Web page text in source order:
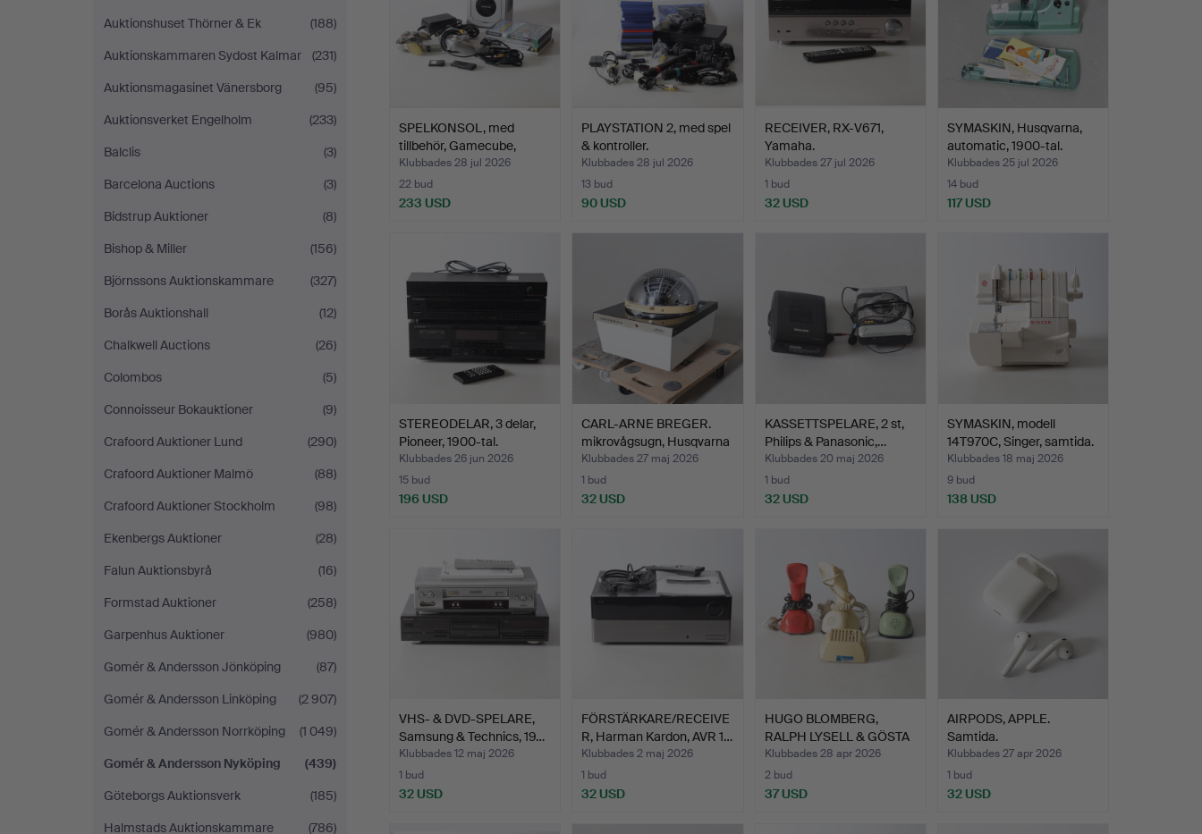
Auktionshuset Thörner & Ek
(188)
Auktionskammaren Sydost Kalmar
(231)
Auktionsmagasinet Vänersborg
(95)
Auktionsverket Engelholm
(233)
Balclis
(3)
Barcelona Auctions
(3)
Bidstrup Auktioner
(8)
Bishop & Miller
(156)
Björnssons Auktionskammare
(327)
Borås Auktionshall
(12)
Chalkwell Auctions
(26)
Colombos
(5)
Connoisseur Bokauktioner
(9)
Crafoord Auktioner Lund
(290)
Crafoord Auktioner Malmö
(88)
Crafoord Auktioner Stockholm
(98)
Ekenbergs Auktioner
(28)
Falun Auktionsbyrå
(16)
Formstad Auktioner
(258)
Garpenhus Auktioner
(980)
Gomér & Andersson Jönköping
(87)
Gomér & Andersson Linköping
(2 907)
Gomér & Andersson Norrköping
(1 049)
Gomér & Andersson Nyköping
(439)
Göteborgs Auktionsverk
(185)
Halmstads Auktionskammare
(786)
SPELKONSOL, med
tillbehör, Gamecube,
Ninte…
Klubbades 28 jul 2026
22 bud
233 USD
PLAYSTATION 2, med spel
& kontroller.
Klubbades 28 jul 2026
13 bud
90 USD
RECEIVER, RX-V671,
Yamaha.
Klubbades 27 jul 2026
1 bud
32 USD
SYMASKIN, Husqvarna,
automatic, 1900-tal.
Klubbades 25 jul 2026
14 bud
117 USD
STEREODELAR, 3 delar,
Pioneer, 1900-tal.
Klubbades 26 jun 2026
15 bud
196 USD
CARL-ARNE BREGER.
mikrovågsugn, Husqvarna
…
Klubbades 27 maj 2026
1 bud
32 USD
KASSETTSPELARE, 2 st,
Philips & Panasonic,…
Klubbades 20 maj 2026
1 bud
32 USD
SYMASKIN, modell
14T970C, Singer, samtida.
Klubbades 18 maj 2026
9 bud
138 USD
VHS- & DVD-SPELARE,
Samsung & Technics, 19…
Klubbades 12 maj 2026
1 bud
32 USD
FÖRSTÄRKARE/RECEIVE
R, Harman Kardon, AVR 1…
Klubbades 2 maj 2026
1 bud
32 USD
HUGO BLOMBERG,
RALPH LYSELL & GÖSTA
THAMES…
Klubbades 28 apr 2026
2 bud
37 USD
AIRPODS, APPLE.
Samtida.
Klubbades 27 apr 2026
1 bud
32 USD